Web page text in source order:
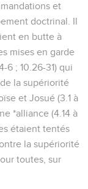
et
doctrinal. Il
en butte à
mises en garde
6 ; 10.26-31) qui
la supériorité
et Josué (3.1 à
*alliance (4.14 à
étaient tentés
la supériorité
toutes, sur